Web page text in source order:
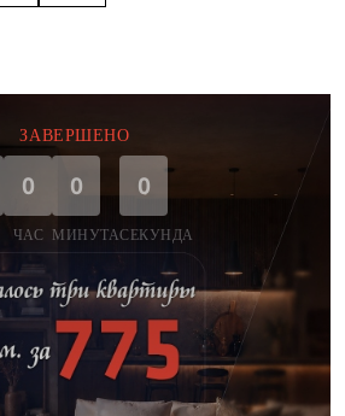
ЗАВЕРШЕНО
0
ЧАС
0
МИНУТА
0
СЕКУНДА